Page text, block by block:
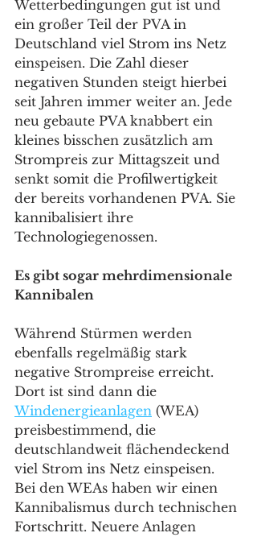
Wetterbedingungen gut ist und
ein großer Teil der PVA in
Deutschland viel Strom ins Netz
einspeisen. Die Zahl dieser
negativen Stunden steigt hierbei
seit Jahren immer weiter an. Jede
neu gebaute PVA knabbert ein
kleines bisschen zusätzlich am
Strompreis zur Mittagszeit und
senkt somit die Profilwertigkeit
der bereits vorhandenen PVA. Sie
kannibalisiert ihre
Technologiegenossen.
Es gibt sogar mehrdimensionale
Kannibalen
Während Stürmen werden
ebenfalls regelmäßig stark
negative Strompreise erreicht.
Dort ist sind dann die
Windenergieanlagen (WEA)
preisbestimmend, die
deutschlandweit flächendeckend
viel Strom ins Netz einspeisen.
Bei den WEAs haben wir einen
Kannibalismus durch technischen
Fortschritt. Neuere Anlagen